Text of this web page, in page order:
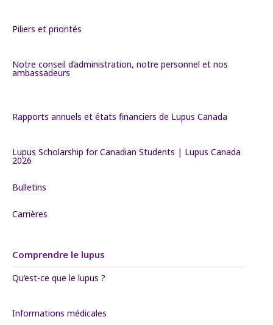
Piliers et priorités
Notre conseil d’administration, notre personnel et nos
ambassadeurs
Rapports annuels et états financiers de Lupus Canada
Lupus Scholarship for Canadian Students | Lupus Canada
2026
Bulletins
Carrières
Comprendre le lupus
Qu’est-ce que le lupus ?
Informations médicales